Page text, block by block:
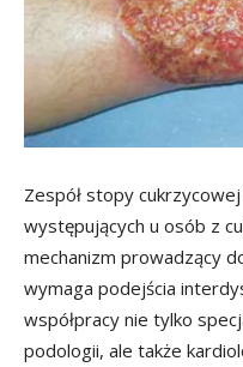
Zespół stopy
występujących u osób z
mechanizm prowadzący
wymaga podejścia
współpracy nie tylko
podologii, ale także